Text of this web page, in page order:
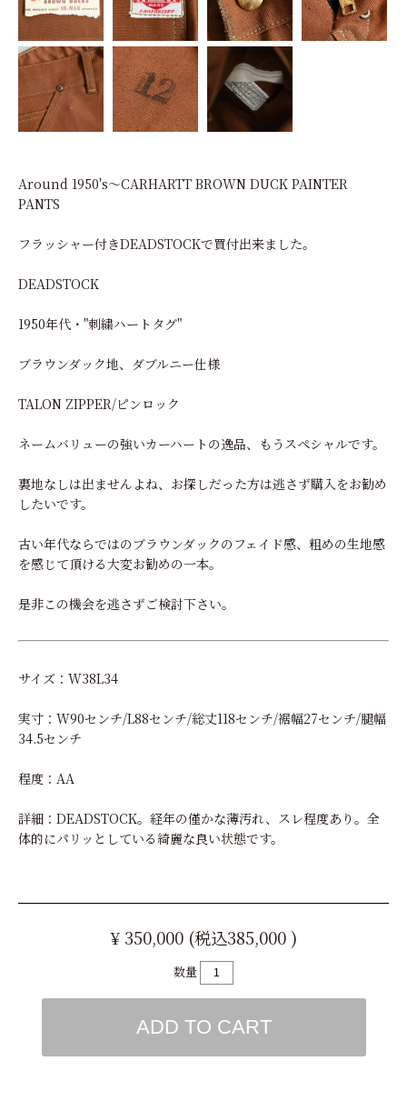
Around 1950's～CARHARTT BROWN DUCK PAINTER
PANTS
フラッシャー付きDEADSTOCKで買付出来ました。
DEADSTOCK
1950年代・"刺繍ハートタグ"
ブラウンダック地、ダブルニー仕様
TALON ZIPPER/ピンロック
ネームバリューの強いカーハートの逸品、もうスペシャルです。
裏地なしは出ませんよね、お探しだった方は逃さず購入をお勧め
したいです。
古い年代ならではのブラウンダックのフェイド感、粗めの生地感
を感じて頂ける大変お勧めの一本。
是非この機会を逃さずご検討下さい。
サイズ：W38L34
実寸：W90センチ/L88センチ/総丈118センチ/裾幅27センチ/腿幅
34.5センチ
程度：AA
詳細：DEADSTOCK。経年の僅かな薄汚れ、スレ程度あり。全
体的にパリッとしている綺麗な良い状態です。
¥ 350,000 (税込385,000 )
数量
ADD TO CART